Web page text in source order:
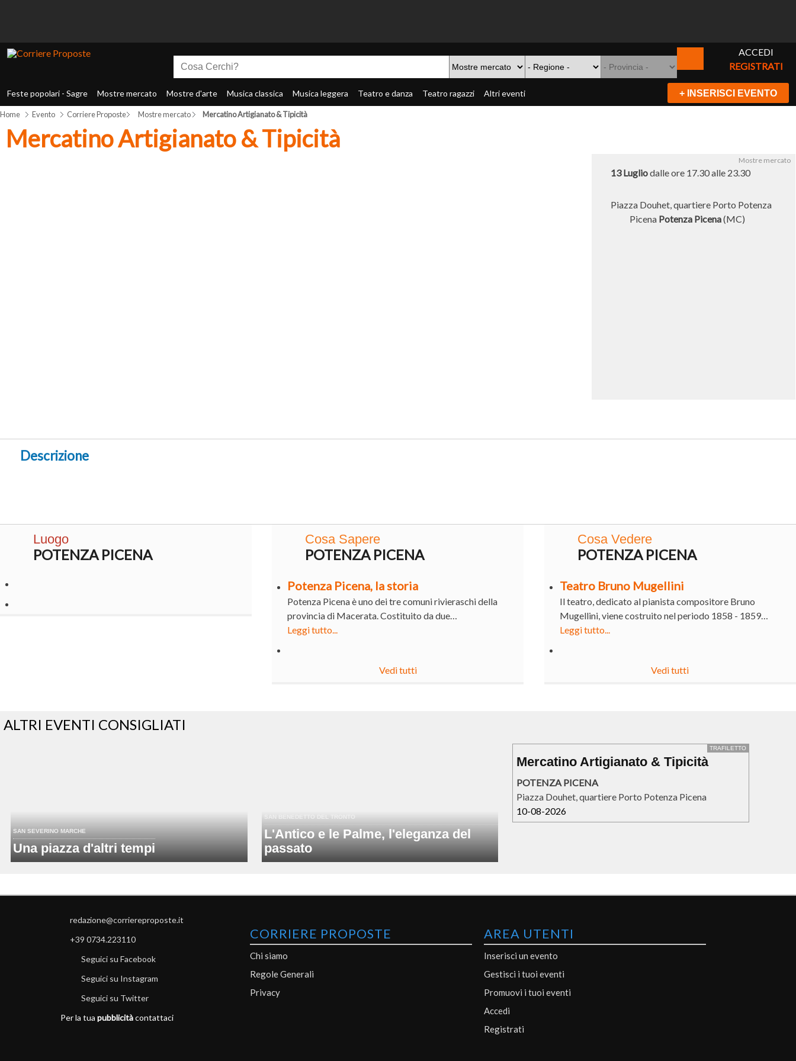
ACCEDI
REGISTRATI
Feste popolari - Sagre Mostre mercato Mostre d'arte Musica classica Musica leggera Teatro e danza Teatro ragazzi Altri eventi + INSERISCI EVENTO
Home Evento Corriere Proposte Mostre mercato Mercatino Artigianato & Tipicità
Mercatino Artigianato & Tipicità
Mostre mercato
13 Lugliodalle ore 17.30 alle 23.30
Piazza Douhet, quartiere Porto Potenza
Picena Potenza Picena(MC)
Descrizione
Luogo
POTENZA PICENA
Cosa Sapere
POTENZA PICENA
Potenza Picena, la storia
Potenza Picena è uno dei tre comuni rivieraschi della
provincia di Macerata. Costituito da due…
Leggi tutto...
Vedi tutti
Cosa Vedere
POTENZA PICENA
Teatro Bruno Mugellini
Il teatro, dedicato al pianista compositore Bruno
Mugellini, viene costruito nel periodo 1858 - 1859…
Leggi tutto...
Vedi tutti
ALTRI EVENTI CONSIGLIATI
SAN SEVERINO MARCHE
Una piazza d'altri tempi
L'Antico e le Palme, l'eleganza del
passato
TRAFILETTO
Mercatino Artigianato & Tipicità
POTENZA PICENA
Piazza Douhet, quartiere Porto Potenza Picena
10-08-2026
redazione@corriereproposte.it
+39 0734.223110
Seguici su Facebook
Seguici su Instagram
Seguici su Twitter
Per la tua pubblicitàcontattaci
CORRIERE PROPOSTE
Chi siamo
Regole Generali
Privacy
AREA UTENTI
Inserisci un evento
Gestisci i tuoi eventi
Promuovi i tuoi eventi
Accedi
Registrati